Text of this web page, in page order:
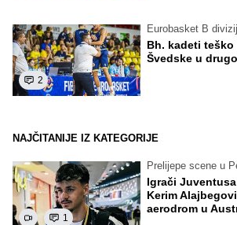
2
Eurobasket B
Bh. kadeti teško
Švedske u
NAJČITANIJE IZ KATEGORIJE
1
Prelijepe scene u
Igrači
Kerim
aerodrom u